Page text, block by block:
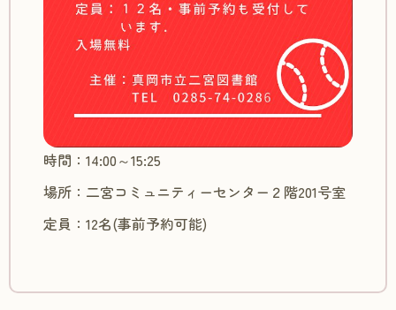
時間：14:00～15:25
場所：二宮コミュニティーセンター２階201号室
定員：12名(事前予約可能)